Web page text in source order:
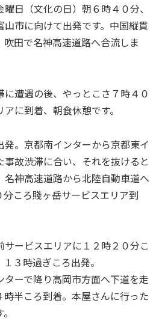
日（文化の日）朝６時４０分、
市に向けて出発です。中国縦貫
田で名神高速道路へ合流しま
に遭遇の後、やっとこさ７時４０
に到着、朝食休憩です。
発。京都南インターから京都東イ
事故渋滞に合い、それを抜けると
神高速道路から北陸自動車道へ
分ころ賤ヶ岳サービスエリア到
サービスエリアに１２時２０分こ
３時過ぎころ出発。
ーで降り高岡市方面へ下道を走
時半ころ到着。本屋さんに行った